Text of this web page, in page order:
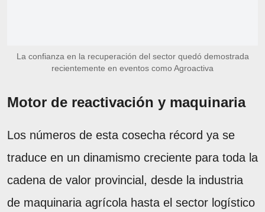
La confianza en la recuperación del sector quedó demostrada
recientemente en eventos como Agroactiva
Motor de reactivación y maquinaria
Los números de esta cosecha récord ya se
traduce en un dinamismo creciente para toda la
cadena de valor provincial, desde la industria
de maquinaria agrícola hasta el sector logístico